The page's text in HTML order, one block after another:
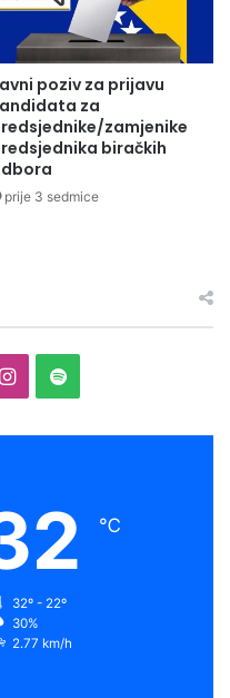
poziv za prijavu
za
zamjenike
biračkih
prije 3 sedmice
Instagram
Spotify
℃
32º - 22º
30%
2.77 km/h